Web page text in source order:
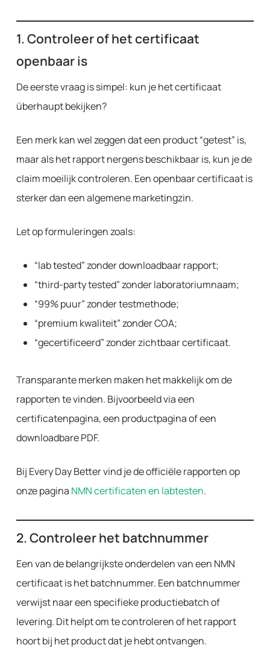
1. Controleer of het certificaat
openbaar is
De eerste vraag is simpel: kun je het certificaat
überhaupt bekijken?
Een merk kan wel zeggen dat een product “getest” is,
maar als het rapport nergens beschikbaar is, kun je de
claim moeilijk controleren. Een openbaar certificaat is
sterker dan een algemene marketingzin.
Let op formuleringen zoals:
“lab tested” zonder downloadbaar rapport;
“third-party tested” zonder laboratoriumnaam;
“99% puur” zonder testmethode;
“premium kwaliteit” zonder COA;
“gecertificeerd” zonder zichtbaar certificaat.
Transparante merken maken het makkelijk om de
rapporten te vinden. Bijvoorbeeld via een
certificatenpagina, een productpagina of een
downloadbare PDF.
Bij Every Day Better vind je de officiële rapporten op
onze pagina NMN certificaten en labtesten.
2. Controleer het batchnummer
Een van de belangrijkste onderdelen van een NMN
certificaat is het batchnummer. Een batchnummer
verwijst naar een specifieke productiebatch of
levering. Dit helpt om te controleren of het rapport
hoort bij het product dat je hebt ontvangen.